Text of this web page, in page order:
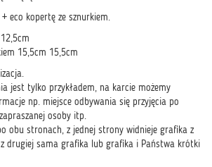
eco kopertę ze sznurkiem.
15,5cm 15,5cm
jest tylko przykładem, na karcie możemy
np. miejsce odbywania się przyjęcia po
osoby itp.
obu stronach, z jednej strony widnieje grafika z
drugiej sama grafika lub grafika i Państwa krótki